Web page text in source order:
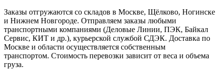
Заказы отгружаются со складов в Москве, Щёлково, Ногинске
и Нижнем Новгороде. Отправляем заказы любыми
транспортными компаниями (Деловые Линии, ПЭК, Байкал
Сервис, КИТ и др.), курьерской службой СДЭК. Доставка по
Москве и области осуществляется собственным
транспортом. Стоимость перевозки зависит от веса и объема
груза.